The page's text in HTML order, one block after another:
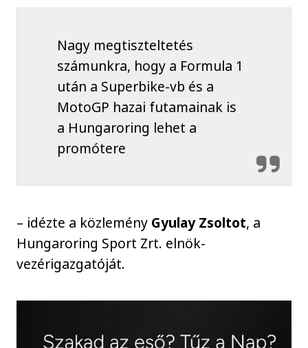
Nagy megtiszteltetés
számunkra, hogy a Formula 1
után a Superbike-vb és a
MotoGP hazai futamainak is
a Hungaroring lehet a
promótere
– idézte a közlemény Gyulay Zsoltot, a
Hungaroring Sport Zrt. elnök-
vezérigazgatóját.